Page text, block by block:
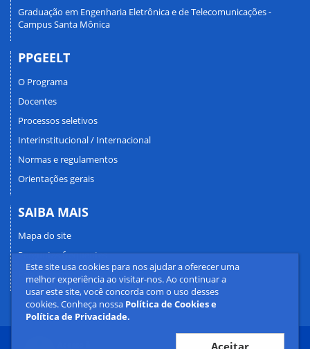
Este site usa cookies para nos ajudar a oferecer uma
melhor experiência ao visitar-nos. Ao continuar a
usar este site, você concorda com o uso desses
cookies. Conheça nossa Política de Cookies e
Política de Privacidade.
Aceitar
Graduação em Engenharia Eletrônica e de Telecomunicações -
Campus Santa Mônica
PPGEELT
O Programa
Docentes
Processos seletivos
Interinstitucional / Internacional
Normas e regulamentos
Orientações gerais
SAIBA MAIS
Mapa do site
Perguntas frequentes
Fale conosco